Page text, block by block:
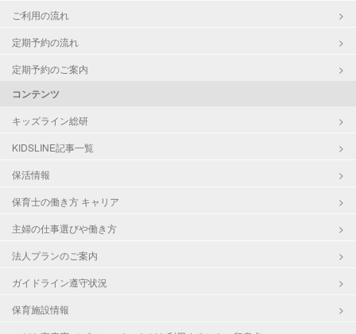
ご利用の流れ
定期予約の流れ
定期予約のご案内
コンテンツ
キッズライン総研
KIDSLINE記事一覧
保活情報
保育士の働き方 キャリア
主婦の仕事選びや働き方
法人プランのご案内
ガイドライン遵守状況
保育施設情報